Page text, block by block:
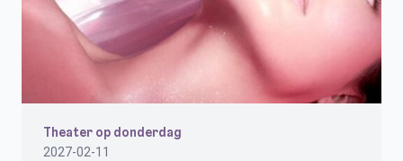
Theater op donderdag
2027-02-11